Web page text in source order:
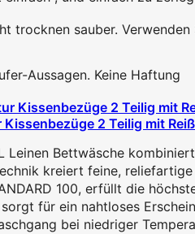
trocknen sauber.
Aussagen. Keine Haftung
2 Teilig mit
Leinen Bettwäsche
kreiert feine,
100, erfüllt die
für ein nahtloses
bei niedriger